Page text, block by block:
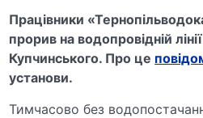
Працівники
прорив на водопровідній
Купчинського. Про це
установи.
Тимчасово без